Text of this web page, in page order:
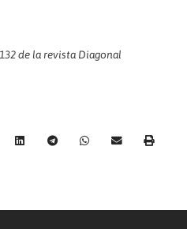
de la revista Diagonal